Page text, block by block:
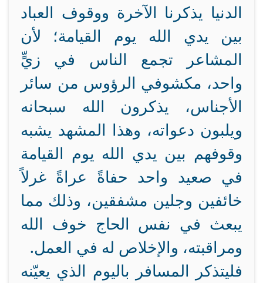
الدنيا يذكرنا الآخرة ووقوف العباد
بين يدي الله يوم القيامة؛ لأن
المشاعر تجمع الناس في زيٍّ
واحد، مكشوفي الرؤوس من سائر
الأجناس، يذكرون الله سبحانه
ويلبون دعواته، وهذا المشهد يشبه
وقوفهم بين يدي الله يوم القيامة
في صعيد واحد حفاةً عراةً غرلاً
خائفين وجلين مشفقين، وذلك مما
يبعث في نفس الحاج خوف الله
ومراقبته، والإخلاص له في العمل.
فليتذكر المسافر باليوم الذي يعيّنه